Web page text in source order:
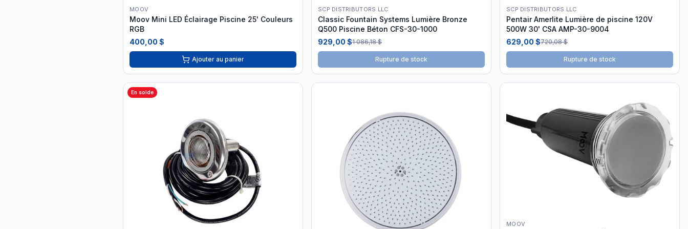
MOOV
Moov Mini LED Éclairage Piscine 25' Couleurs
RGB
400,00 $
Ajouter au panier
SCP DISTRIBUTORS LLC
Classic Fountain Systems Lumière Bronze
Q500 Piscine Béton CFS-30-1000
929,00 $1 086,18 $
Rupture de stock
SCP DISTRIBUTORS LLC
Pentair Amerlite Lumière de piscine 120V
500W 30' CSA AMP-30-9004
629,00 $720,08 $
Rupture de stock
En solde
MOOV